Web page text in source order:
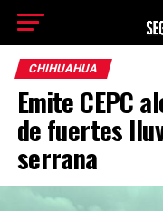
CHIHUAHUA
Emite CEPC
de fuertes
serrana